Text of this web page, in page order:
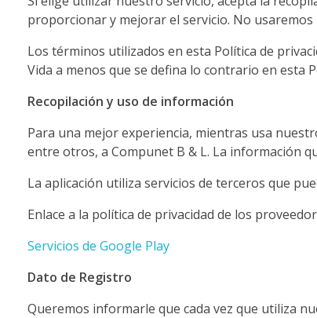
panel
panel
panel
panel
panel
panel
panel
panel
proporcionar y mejorar el servicio. No
Los términos utilizados en esta Política de
Vida a menos que se defina lo contrario en esta
Recopilación y uso de información
Para una mejor experiencia, mientras usa
entre otros, a Compunet B & L. La información
La aplicación utiliza servicios de terceros que
Enlace a la política de privacidad de los
Servicios de Google Play
Dato de Registro
Queremos informarle que cada vez que utiliza